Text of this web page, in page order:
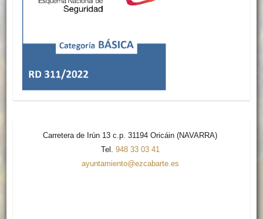
Carretera de Irún 13 c.p. 31194 Oricáin (NAVARRA)
Tel. 948 33 03 41
ayuntamiento@ezcabarte.es